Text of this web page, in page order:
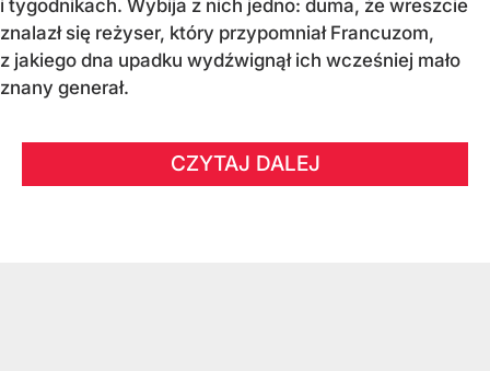
i tygodnikach. Wybija z nich jedno: duma, że wreszcie
znalazł się reżyser, który przypomniał Francuzom,
z jakiego dna upadku wydźwignął ich wcześniej mało
znany generał.
CZYTAJ DALEJ